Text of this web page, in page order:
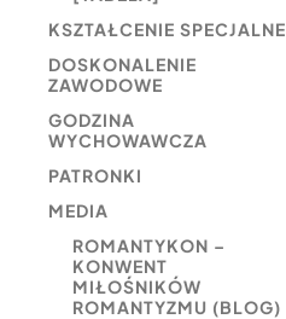
KSZTAŁCENIE SPECJALNE
DOSKONALENIE
ZAWODOWE
GODZINA
WYCHOWAWCZA
PATRONKI
MEDIA
ROMANTYKON –
KONWENT
MIŁOŚNIKÓW
ROMANTYZMU (BLOG)